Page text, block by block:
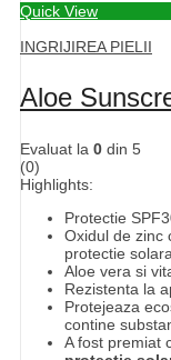
Quick View
INGRIJIREA PIELII
Aloe
Evaluat la 0 din 5
(0)
Highlights:
Protectie
Oxidul de zinc
protectie solara
Aloe vera si
Rezistenta la
Protejeaza
contine
A fost premiat